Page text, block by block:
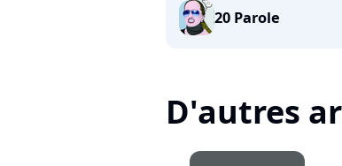
20 Parole
D'autres